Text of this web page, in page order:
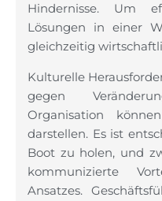
Hindernisse. Um
Lösungen in einer
gleichzeitig
Kulturelle
gegen
Organisation
darstellen. Es ist
Boot zu holen, und
kommunizierte
Ansatzes.